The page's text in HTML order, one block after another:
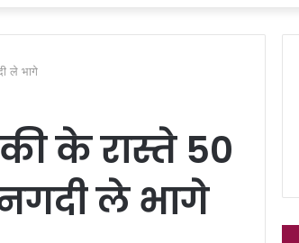
ले भागे
के रास्ते 50
ले भागे